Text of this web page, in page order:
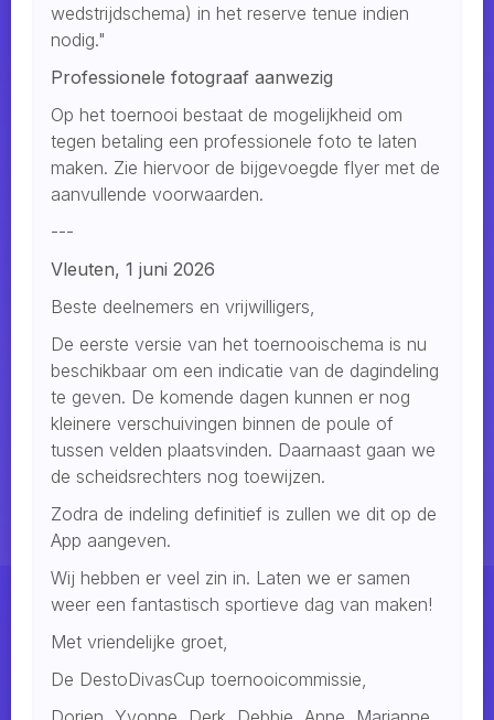
wedstrijdschema) in het reserve tenue indien
nodig."
Professionele fotograaf aanwezig
Op het toernooi bestaat de mogelijkheid om
tegen betaling een professionele foto te laten
maken. Zie hiervoor de bijgevoegde flyer met de
aanvullende voorwaarden.
---
Vleuten, 1 juni 2026
Beste deelnemers en vrijwilligers,
De eerste versie van het toernooischema is nu
beschikbaar om een indicatie van de dagindeling
te geven. De komende dagen kunnen er nog
kleinere verschuivingen binnen de poule of
tussen velden plaatsvinden. Daarnaast gaan we
de scheidsrechters nog toewijzen.
Zodra de indeling definitief is zullen we dit op de
App aangeven.
Wij hebben er veel zin in. Laten we er samen
weer een fantastisch sportieve dag van maken!
Met vriendelijke groet,
De DestoDivasCup toernooicommissie,